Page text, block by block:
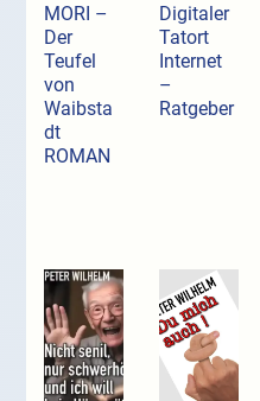
MORI –
Der
Teufel
von
Waibsta
dt
ROMAN
Digitaler
Tatort
Internet
–
Ratgeber